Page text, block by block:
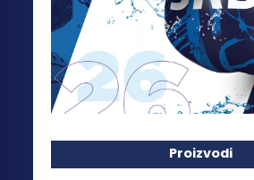
Proizvodi